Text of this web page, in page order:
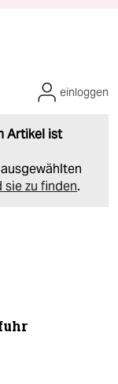
Artikel ist
sie zu finden.
einloggen